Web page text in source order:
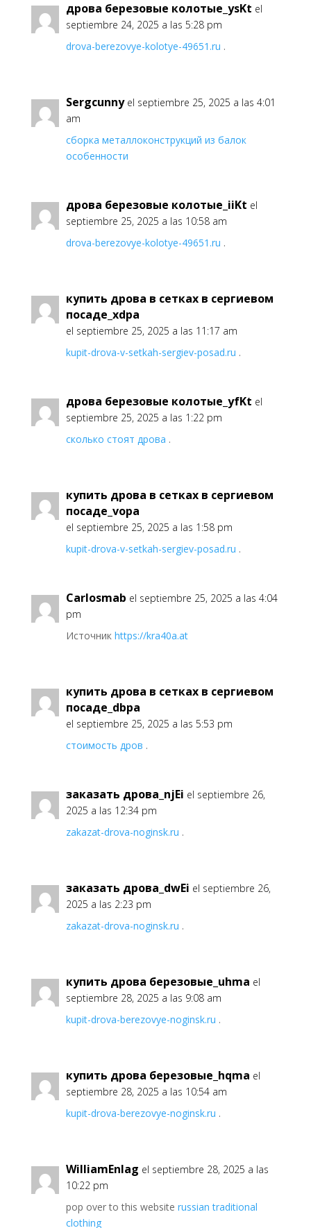
дрова березовые колотые_ysKt el
septiembre 24, 2025 a las 5:28 pm
drova-berezovye-kolotye-49651.ru .
Sergcunny el septiembre 25, 2025 a las 4:01
am
сборка металлоконструкций из балок
особенности
дрова березовые колотые_iiKt el
septiembre 25, 2025 a las 10:58 am
drova-berezovye-kolotye-49651.ru .
купить дрова в сетках в сергиевом
посаде_xdpa
el septiembre 25, 2025 a las 11:17 am
kupit-drova-v-setkah-sergiev-posad.ru .
дрова березовые колотые_yfKt el
septiembre 25, 2025 a las 1:22 pm
сколько стоят дрова .
купить дрова в сетках в сергиевом
посаде_vopa
el septiembre 25, 2025 a las 1:58 pm
kupit-drova-v-setkah-sergiev-posad.ru .
Carlosmab el septiembre 25, 2025 a las 4:04
pm
Источник https://kra40a.at
купить дрова в сетках в сергиевом
посаде_dbpa
el septiembre 25, 2025 a las 5:53 pm
стоимость дров .
заказать дрова_njEi el septiembre 26,
2025 a las 12:34 pm
zakazat-drova-noginsk.ru .
заказать дрова_dwEi el septiembre 26,
2025 a las 2:23 pm
zakazat-drova-noginsk.ru .
купить дрова березовые_uhma el
septiembre 28, 2025 a las 9:08 am
kupit-drova-berezovye-noginsk.ru .
купить дрова березовые_hqma el
septiembre 28, 2025 a las 10:54 am
kupit-drova-berezovye-noginsk.ru .
WilliamEnlag el septiembre 28, 2025 a las
10:22 pm
pop over to this website russian traditional
clothing